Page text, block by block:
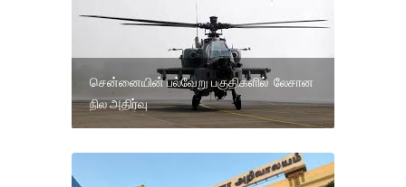
சென்னையின் பல்வேறு பகுதிகளில் லேசான
நில அதிர்வு